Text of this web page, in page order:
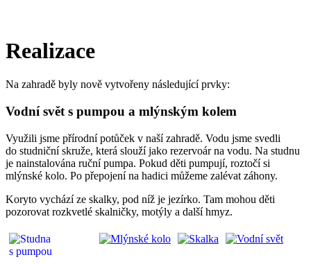
Realizace
Na zahradě byly nově vytvořeny následující prvky:
Vodní svět s pumpou a mlýnským kolem
Využili jsme přírodní potůček v naší zahradě. Vodu jsme svedli
do studniční skruže, která slouží jako rezervoár na vodu. Na studnu
je nainstalována ruční pumpa. Pokud děti pumpují, roztočí si
mlýnské kolo. Po přepojení na hadici můžeme zalévat záhony.
Koryto vychází ze skalky, pod níž je jezírko. Tam mohou děti
pozorovat rozkvetlé skalničky, motýly a další hmyz.